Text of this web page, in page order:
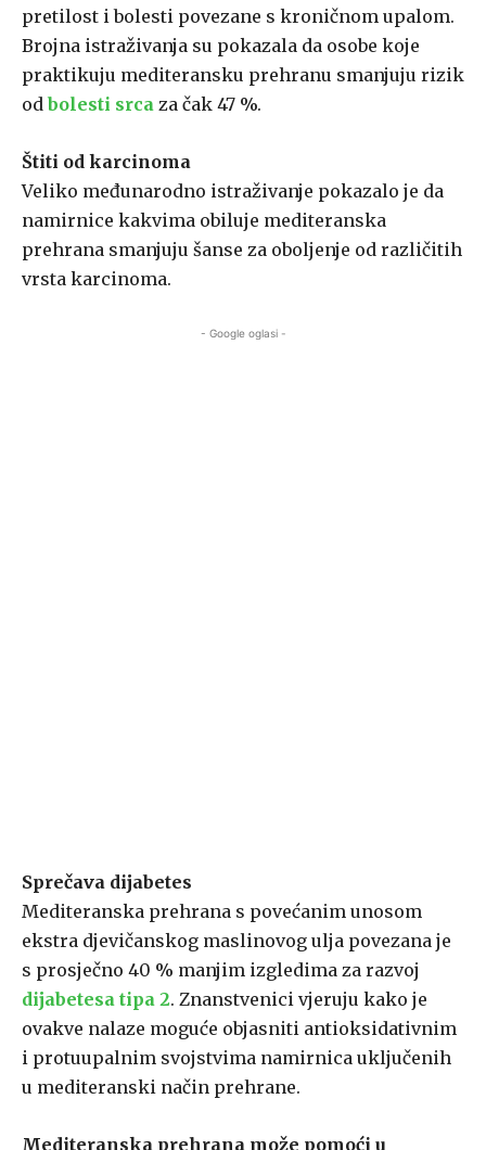
pretilost i bolesti povezane s kroničnom upalom.
Brojna istraživanja su pokazala da osobe koje
praktikuju mediteransku prehranu smanjuju rizik
od bolesti srca za čak 47 %.
Štiti od karcinoma
Veliko međunarodno istraživanje pokazalo je da
namirnice kakvima obiluje mediteranska
prehrana smanjuju šanse za oboljenje od različitih
vrsta karcinoma.
- Google oglasi -
Sprečava dijabetes
Mediteranska prehrana s povećanim unosom
ekstra djevičanskog maslinovog ulja povezana je
s prosječno 40 % manjim izgledima za razvoj
dijabetesa tipa 2. Znanstvenici vjeruju kako je
ovakve nalaze moguće objasniti antioksidativnim
i protuupalnim svojstvima namirnica uključenih
u mediteranski način prehrane.
Mediteranska prehrana može pomoći u